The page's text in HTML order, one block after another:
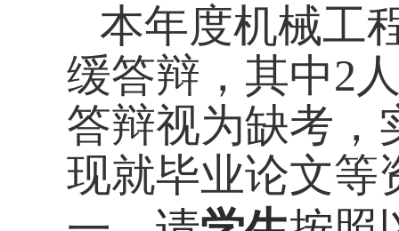
本年度机械工
缓答辩， 其中2
答辩视为缺考，
现就毕业论文等